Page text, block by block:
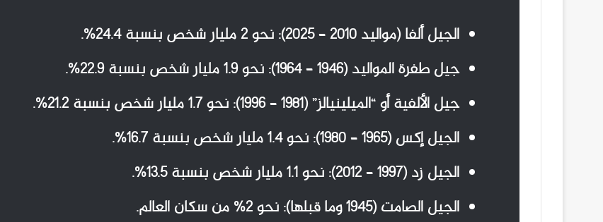
الجيل ألفا (مواليد 2010 – 2025): نحو 2 مليار شخص بنسبة 24.4%.
جيل طفرة المواليد (1946 – 1964): نحو 1.9 مليار شخص بنسبة 22.9%.
جيل الألفية أو “الميلينيالز” (1981 – 1996): نحو 1.7 مليار شخص بنسبة 21.2%.
الجيل إكس (1965 – 1980): نحو 1.4 مليار شخص بنسبة 16.7%.
الجيل زد (1997 – 2012): نحو 1.1 مليار شخص بنسبة 13.5%.
الجيل الصامت (1945 وما قبلها): نحو 2% من سكان العالم.